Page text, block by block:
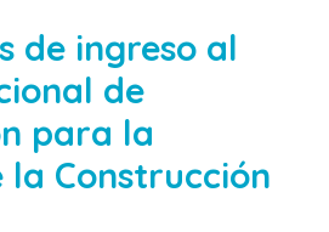
de ingreso al
de
para la
Construcción